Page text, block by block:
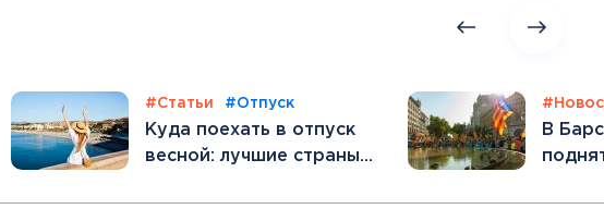
#Статьи #Отпуск
Куда поехать в отпуск
весной: лучшие страны
В